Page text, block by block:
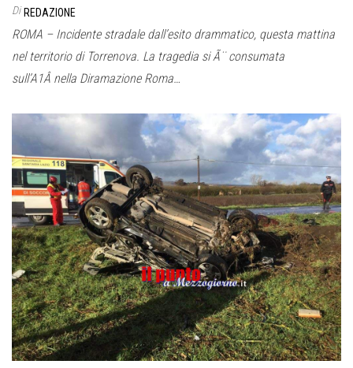
Di REDAZIONE
ROMA – Incidente stradale dall’esito drammatico, questa mattina
nel territorio di Torrenova. La tragedia si Ã¨ consumata
sull’A1Â nella Diramazione Roma…